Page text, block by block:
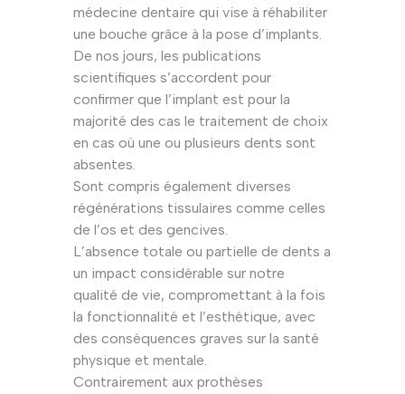
médecine dentaire qui vise à réhabiliter
une bouche grâce à la pose d’implants.
De nos jours, les publications
scientifiques s’accordent pour
confirmer que l’implant est pour la
majorité des cas le traitement de choix
en cas où une ou plusieurs dents sont
absentes.
Sont compris également diverses
régénérations tissulaires comme celles
de l’os et des gencives.
L’absence totale ou partielle de dents a
un impact considérable sur notre
qualité de vie, compromettant à la fois
la fonctionnalité et l’esthétique, avec
des conséquences graves sur la santé
physique et mentale.
Contrairement aux prothèses